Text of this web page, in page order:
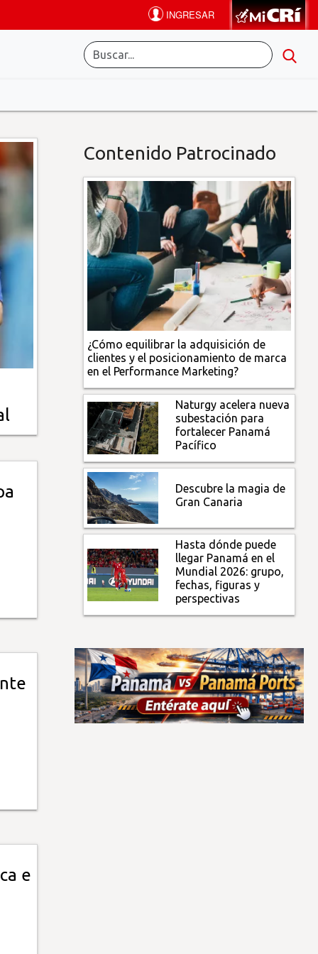
e
Contenido Patrocinado
¿Cómo equilibrar la adquisición de
clientes y el posicionamiento de marca
en el Performance Marketing?
Naturgy acelera nueva
subestación para
fortalecer Panamá
Pacífico
Descubre la magia de
Gran Canaria
Hasta dónde puede
llegar Panamá en el
Mundial 2026: grupo,
fechas, figuras y
perspectivas